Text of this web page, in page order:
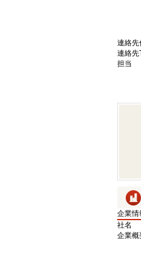
連絡先
連絡先
担当
企業情
社名
企業概